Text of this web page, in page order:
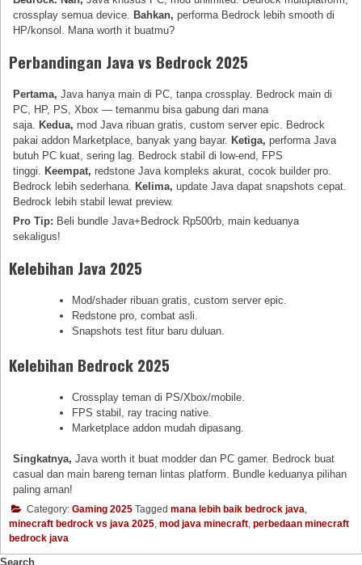
crossplay semua device. Bahkan, performa Bedrock lebih smooth di
HP/konsol. Mana worth it buatmu?
Perbandingan Java vs Bedrock 2025
Pertama, Java hanya main di PC, tanpa crossplay. Bedrock main di
PC, HP, PS, Xbox — temanmu bisa gabung dari mana
saja. Kedua, mod Java ribuan gratis, custom server epic. Bedrock
pakai addon Marketplace, banyak yang bayar. Ketiga, performa Java
butuh PC kuat, sering lag. Bedrock stabil di low-end, FPS
tinggi. Keempat, redstone Java kompleks akurat, cocok builder pro.
Bedrock lebih sederhana. Kelima, update Java dapat snapshots cepat.
Bedrock lebih stabil lewat preview.
Pro Tip: Beli bundle Java+Bedrock Rp500rb, main keduanya
sekaligus!
Kelebihan Java 2025
Mod/shader ribuan gratis, custom server epic.
Redstone pro, combat asli.
Snapshots test fitur baru duluan.
Kelebihan Bedrock 2025
Crossplay teman di PS/Xbox/mobile.
FPS stabil, ray tracing native.
Marketplace addon mudah dipasang.
Singkatnya, Java worth it buat modder dan PC gamer. Bedrock buat
casual dan main bareng teman lintas platform. Bundle keduanya pilihan
paling aman!
Category: Gaming 2025 Tagged mana lebih baik bedrock java
minecraft bedrock vs java 2025 mod java minecraft perbedaan minecraft
bedrock java
Search